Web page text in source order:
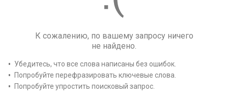
К сожалению, по вашему запросу ничего
не найдено.
Убедитесь, что все слова написаны без ошибок.
Попробуйте перефразировать ключевые слова.
Попробуйте упростить поисковый запрос.